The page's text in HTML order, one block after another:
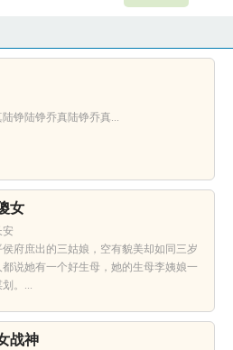
铮陆铮乔真陆铮乔真...
女
安
府庶出的三姑娘，空有貌美却如同三岁
说她有一个好生母，她的生母李姨娘一
。...
战神